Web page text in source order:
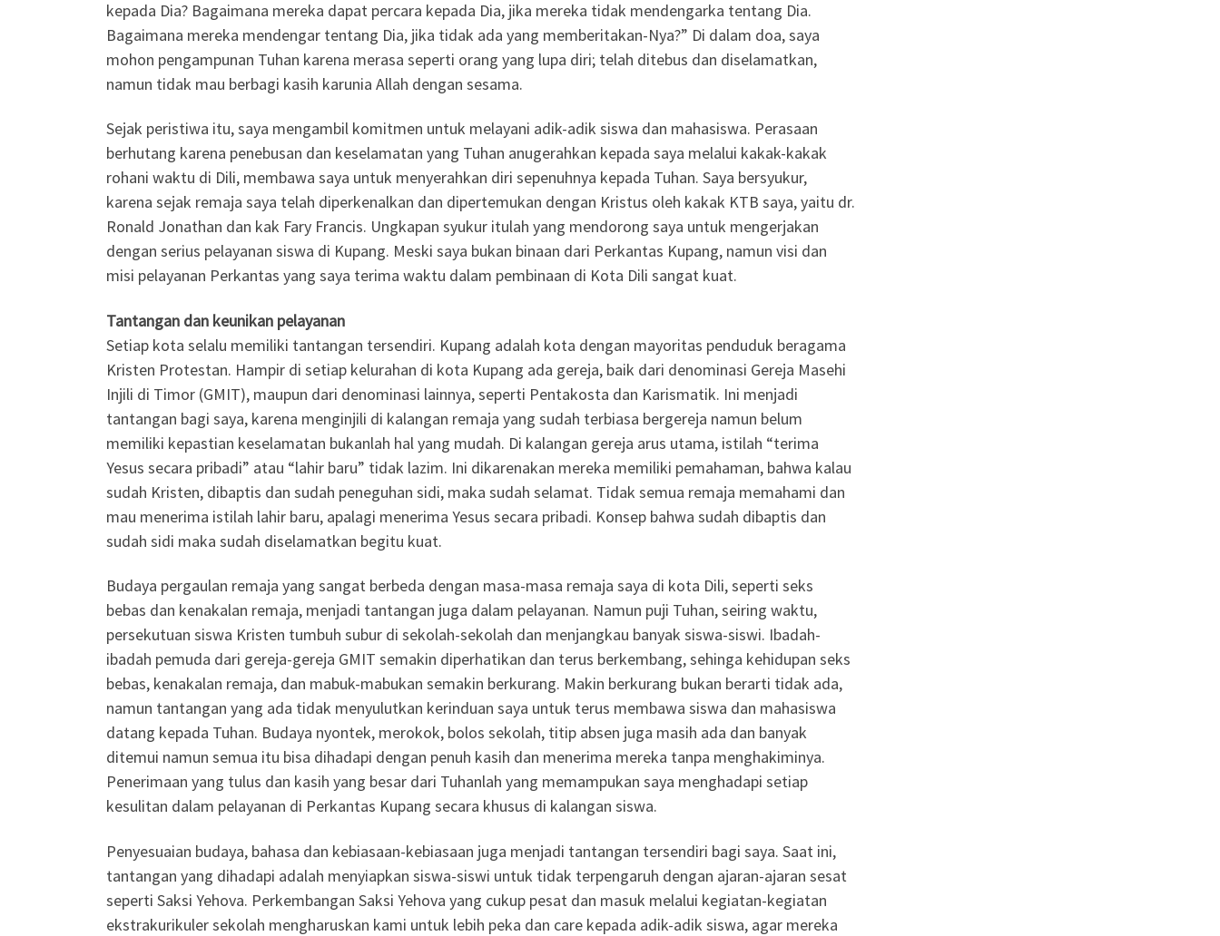
kepada Dia? Bagaimana mereka dapat percara kepada Dia, jika mereka tidak mendengarka tentang Dia.
Bagaimana mereka mendengar tentang Dia, jika tidak ada yang memberitakan-Nya?” Di dalam doa, saya
mohon pengampunan Tuhan karena merasa seperti orang yang lupa diri; telah ditebus dan diselamatkan,
namun tidak mau berbagi kasih karunia Allah dengan sesama.
Sejak peristiwa itu, saya mengambil komitmen untuk melayani adik-adik siswa dan mahasiswa. Perasaan
berhutang karena penebusan dan keselamatan yang Tuhan anugerahkan kepada saya melalui kakak-kakak
rohani waktu di Dili, membawa saya untuk menyerahkan diri sepenuhnya kepada Tuhan. Saya bersyukur,
karena sejak remaja saya telah diperkenalkan dan dipertemukan dengan Kristus oleh kakak KTB saya, yaitu dr.
Ronald Jonathan dan kak Fary Francis. Ungkapan syukur itulah yang mendorong saya untuk mengerjakan
dengan serius pelayanan siswa di Kupang. Meski saya bukan binaan dari Perkantas Kupang, namun visi dan
misi pelayanan Perkantas yang saya terima waktu dalam pembinaan di Kota Dili sangat kuat.
Tantangan dan keunikan pelayanan
Setiap kota selalu memiliki tantangan tersendiri. Kupang adalah kota dengan mayoritas penduduk beragama
Kristen Protestan. Hampir di setiap kelurahan di kota Kupang ada gereja, baik dari denominasi Gereja Masehi
Injili di Timor (GMIT), maupun dari denominasi lainnya, seperti Pentakosta dan Karismatik. Ini menjadi
tantangan bagi saya, karena menginjili di kalangan remaja yang sudah terbiasa bergereja namun belum
memiliki kepastian keselamatan bukanlah hal yang mudah. Di kalangan gereja arus utama, istilah “terima
Yesus secara pribadi” atau “lahir baru” tidak lazim. Ini dikarenakan mereka memiliki pemahaman, bahwa kalau
sudah Kristen, dibaptis dan sudah peneguhan sidi, maka sudah selamat. Tidak semua remaja memahami dan
mau menerima istilah lahir baru, apalagi menerima Yesus secara pribadi. Konsep bahwa sudah dibaptis dan
sudah sidi maka sudah diselamatkan begitu kuat.
Budaya pergaulan remaja yang sangat berbeda dengan masa-masa remaja saya di kota Dili, seperti seks
bebas dan kenakalan remaja, menjadi tantangan juga dalam pelayanan. Namun puji Tuhan, seiring waktu,
persekutuan siswa Kristen tumbuh subur di sekolah-sekolah dan menjangkau banyak siswa-siswi. Ibadah-
ibadah pemuda dari gereja-gereja GMIT semakin diperhatikan dan terus berkembang, sehinga kehidupan seks
bebas, kenakalan remaja, dan mabuk-mabukan semakin berkurang. Makin berkurang bukan berarti tidak ada,
namun tantangan yang ada tidak menyulutkan kerinduan saya untuk terus membawa siswa dan mahasiswa
datang kepada Tuhan. Budaya nyontek, merokok, bolos sekolah, titip absen juga masih ada dan banyak
ditemui namun semua itu bisa dihadapi dengan penuh kasih dan menerima mereka tanpa menghakiminya.
Penerimaan yang tulus dan kasih yang besar dari Tuhanlah yang memampukan saya menghadapi setiap
kesulitan dalam pelayanan di Perkantas Kupang secara khusus di kalangan siswa.
Penyesuaian budaya, bahasa dan kebiasaan-kebiasaan juga menjadi tantangan tersendiri bagi saya. Saat ini,
tantangan yang dihadapi adalah menyiapkan siswa-siswi untuk tidak terpengaruh dengan ajaran-ajaran sesat
seperti Saksi Yehova. Perkembangan Saksi Yehova yang cukup pesat dan masuk melalui kegiatan-kegiatan
ekstrakurikuler sekolah mengharuskan kami untuk lebih peka dan care kepada adik-adik siswa, agar mereka